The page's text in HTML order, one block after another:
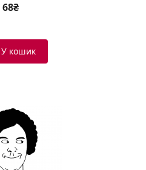
68₴
У кошик